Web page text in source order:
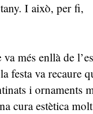
I això, per fi,
més enllà de
festa va recaure
i ornaments
cura estètica